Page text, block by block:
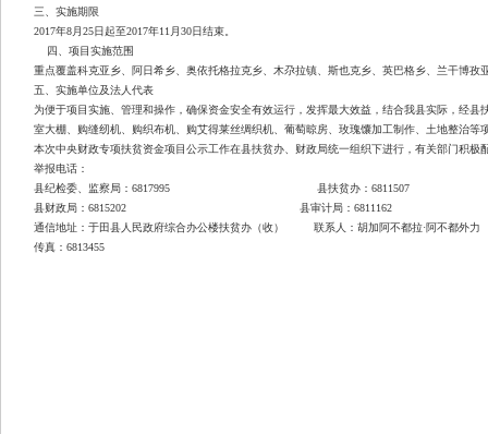
三、实施期限
2017年8月25日起至2017年11 月30日结束。
四、项目实施范围
重点覆盖科克亚乡、阿日希乡、奥依托格拉克乡、木尕拉镇、斯也克乡、英巴格乡、兰干博孜
五、实施单位及法人代表
为便于项目实施、管理和操作，确保资金安全有效运行，发挥最大效益，结合我县实际，经县
室大棚、购缝纫机、购织布机、购艾得莱丝绸织机、葡萄晾房、玫瑰馕加工制作、土地整治
本次中央财政专项扶贫资金项目公示工作在县扶贫办、财政局统一组织下进行，有关部门积
举报电话：
县纪检委、监察局： 6817995 县扶贫办： 6811507
县财政局： 6815202 县审计局： 6811162
通信地址：于田县人民政府综合办公楼扶贫办（收）
联系人：胡加阿不都拉·阿不都外力
传真： 6813455